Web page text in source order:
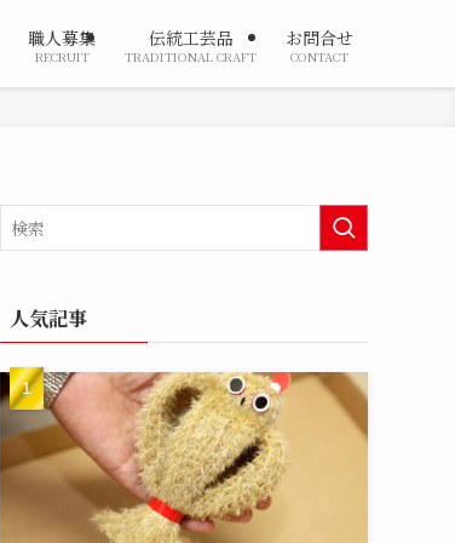
職人募集
RECRUIT
伝統工芸品
TRADITIONAL CRAFT
お問合せ
CONTACT
人気記事